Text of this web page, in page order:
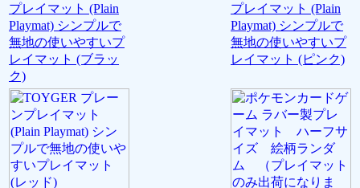
プレイマット (Plain
Playmat) シンプルで
無地の使いやすいプ
レイマット (ブラッ
ク)
プレイマット (Plain
Playmat) シンプルで
無地の使いやすいプ
レイマット (ピンク)